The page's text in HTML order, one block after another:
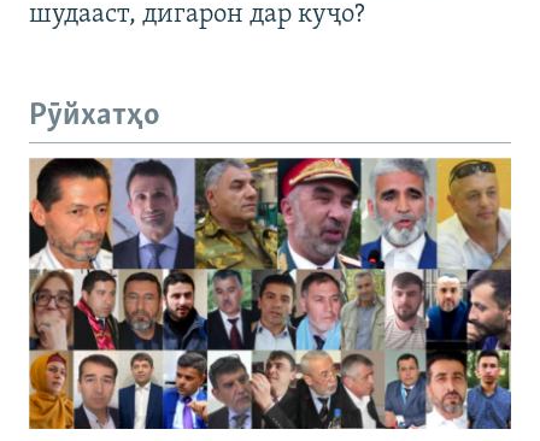
шудааст, дигарон дар куҷо?
Рӯйхатҳо